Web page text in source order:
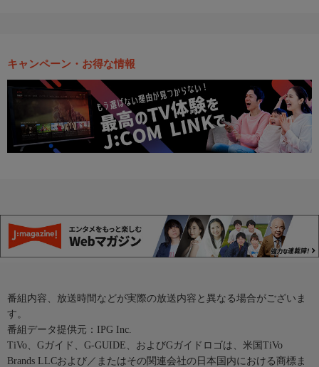
キャンペーン・お得な情報
番組内容、放送時間などが実際の放送内容と異なる場合がございま
す。
番組データ提供元：IPG Inc.
TiVo、Gガイド、G-GUIDE、およびGガイドロゴは、米国TiVo
Brands LLCおよび／またはその関連会社の日本国内における商標ま